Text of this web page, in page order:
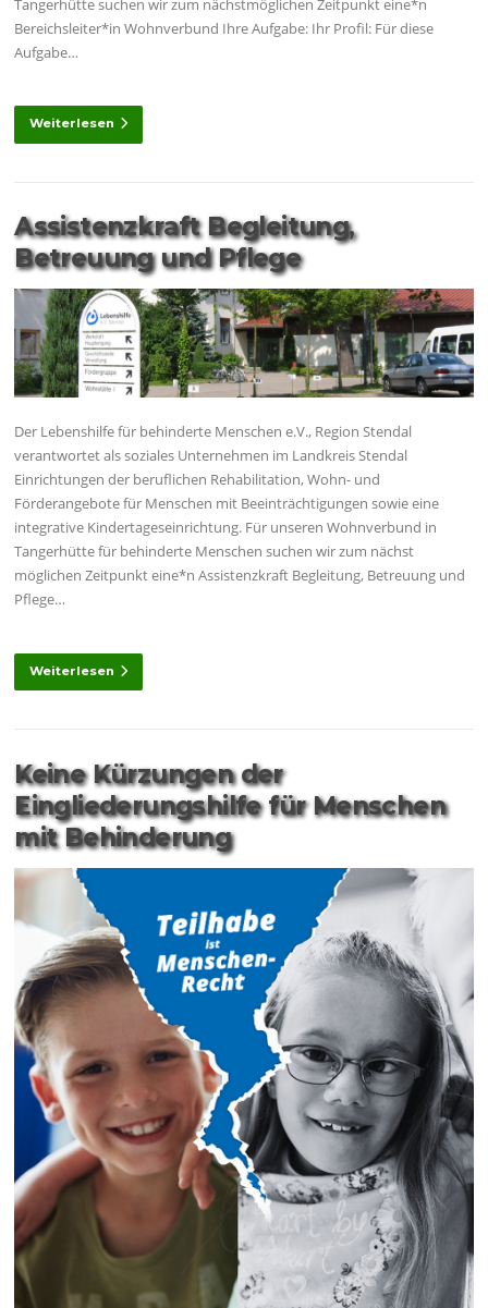
Tangerhütte suchen wir zum nächstmöglichen Zeitpunkt eine*n
Bereichsleiter*in Wohnverbund Ihre Aufgabe: Ihr Profil: Für diese
Aufgabe…
Weiterlesen
Assistenzkraft Begleitung,
Betreuung und Pflege
Der Lebenshilfe für behinderte Menschen e.V., Region Stendal
verantwortet als soziales Unternehmen im Landkreis Stendal
Einrichtungen der beruflichen Rehabilitation, Wohn- und
Förderangebote für Menschen mit Beeinträchtigungen sowie eine
integrative Kindertageseinrichtung. Für unseren Wohnverbund in
Tangerhütte für behinderte Menschen suchen wir zum nächst
möglichen Zeitpunkt eine*n Assistenzkraft Begleitung, Betreuung und
Pflege…
Weiterlesen
Keine Kürzungen der
Eingliederungshilfe für Menschen
mit Behinderung